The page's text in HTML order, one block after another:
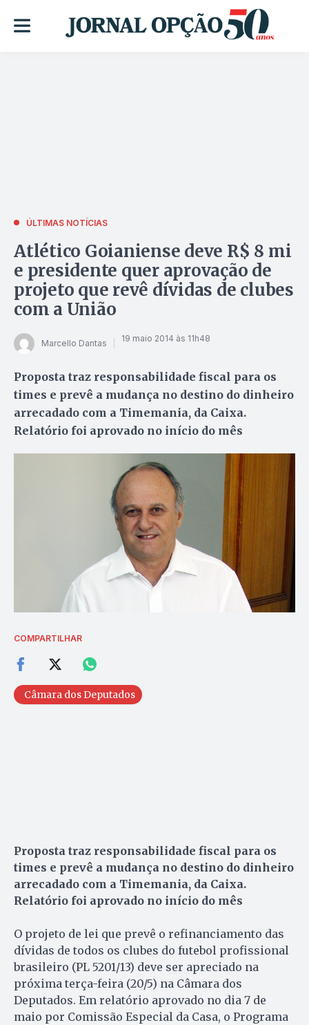
ÚLTIMAS NOTÍCIAS
Atlético Goianiense deve R$ 8 mi
e presidente quer aprovação de
projeto que revê dívidas de clubes
com a União
Marcello Dantas 19 maio 2014 às 11h48
Proposta traz responsabilidade fiscal para os
times e prevê a mudança no destino do dinheiro
arrecadado com a Timemania, da Caixa.
Relatório foi aprovado no início do mês
COMPARTILHAR
Câmara dos Deputados
Proposta traz responsabilidade fiscal para os
times e prevê a mudança no destino do dinheiro
arrecadado com a Timemania, da Caixa.
Relatório foi aprovado no início do mês
O projeto de lei que prevê o refinanciamento das
dívidas de todos os clubes do futebol profissional
brasileiro (PL 5201/13) deve ser apreciado na
próxima terça-feira (20/5) na Câmara dos
Deputados. Em relatório aprovado no dia 7 de
maio por Comissão Especial da Casa, o Programa